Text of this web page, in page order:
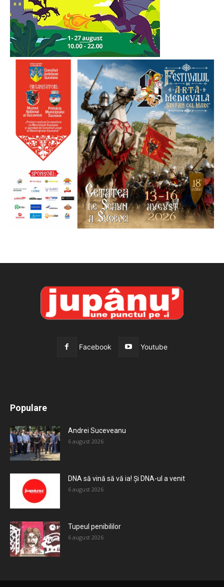
Facebook Youtube
Populare
Andrei Suceveanu
6 august 2026
DNA să vină să vă ia! Și DNA-ul a venit
6 august 2026
Tupeul penibililor
6 august 2026